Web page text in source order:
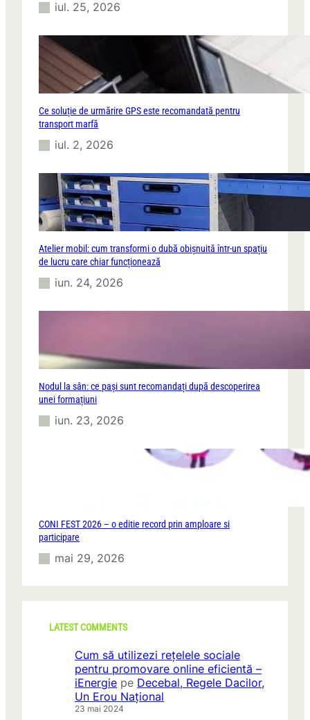
iul. 25, 2026
Ce soluție de urmărire GPS este recomandată pentru
transport marfă
iul. 2, 2026
Atelier mobil: cum transformi o dubă obișnuită într-un spațiu
de lucru care chiar funcționează
iun. 24, 2026
Nodul la sân: ce pași sunt recomandați după descoperirea
unei formațiuni
iun. 23, 2026
CONI FEST 2026 – o editie record prin amploare si
participare
mai 29, 2026
LATEST COMMENTS
Cum să utilizezi rețelele sociale
pentru promovare online eficientă –
iEnergie pe Decebal, Regele Dacilor,
Un Erou Național
23 mai 2024